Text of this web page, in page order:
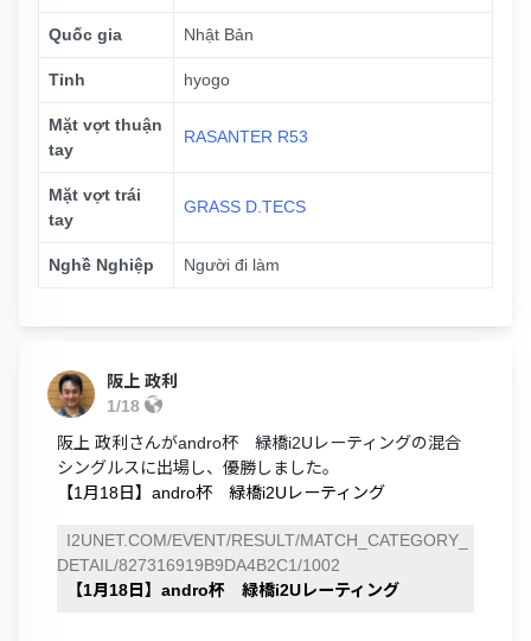
Quốc gia Nhật Bản
Tỉnh hyogo
Mặt vợt thuận
tay
RASANTER R53
Mặt vợt trái
tay
GRASS D.TECS
Nghề Nghiệp Người đi làm
阪上 政利
1/18
阪上 政利さんがandro杯 緑橋i2Uレーティングの混合
シングルスに出場し、優勝しました。
【1月18日】andro杯 緑橋i2Uレーティング
I2UNET.COM/EVENT/RESULT/MATCH_CATEGORY_
DETAIL/827316919B9DA4B2C1/1002
【1月18日】andro杯 緑橋i2Uレーティング